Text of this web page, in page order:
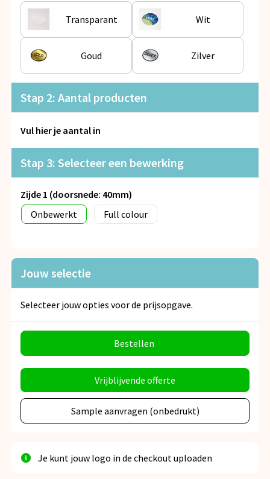
Snoepgoed
Spellen voor binnen en buiten
Vrije tijd en Strand
Anti-stress
Transparant Wit
Goud Zilver
Stap 2: Aantal producten
Vul hier je aantal in
Stap 3: Selecteer een bewerking
Zijde 1 (doorsnede: 40mm)
Onbewerkt
Full colour
Jouw selectie
Selecteer jouw opties voor de prijsopgave.
Bestellen
Vrijblijvende offerte
Sample aanvragen (onbedrukt)
Je kunt jouw logo in de checkout uploaden